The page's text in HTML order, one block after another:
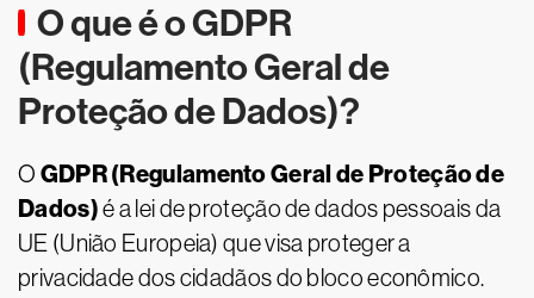
O que é o GDPR
(Regulamento Geral de
Proteção de Dados)?
O GDPR (Regulamento Geral de Proteção de
Dados)é a lei de proteção de dados pessoais da
UE (União Europeia) que visa proteger a
privacidade dos cidadãos do bloco econômico.